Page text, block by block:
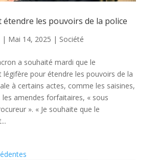
étendre les pouvoirs de la police
| Mai 14, 2025 | Société
a souhaité mardi que le
légifère pour étendre les pouvoirs de la
à certains actes, comme les saisines,
les amendes forfaitaires, « sous
». « Je souhaite que le